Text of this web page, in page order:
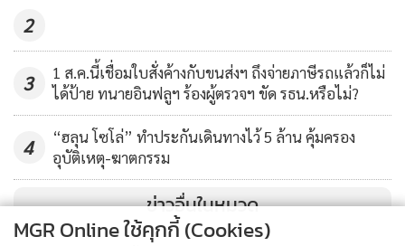
2
3
1 ส.ค.นี้เชื่อมใบสั่งค้างกับขนส่งฯ ถึงจ่ายภาษีรถแล้วก็ไม่
ได้ป้าย ทนายอินฟลูฯ ร้องผู้ตรวจฯ ขัด รธน.หรือไม่?
4
“ฮลุน โซโล่” ทำประกันเดินทางไว้ 5 ล้าน คุ้มครอง
อุบัติเหตุ-ฆาตกรรม
ข่าวอื่นในหมวด
MGR Online ใช้คุกกี้ (Cookies)